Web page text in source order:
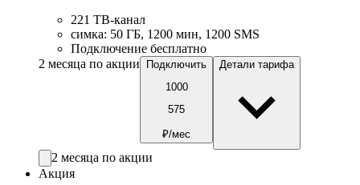
221 ТB-канал
симка: 50 ГБ, 1200 мин, 1200 SMS
Подключение бесплатно
2 месяца по акции
Подключить
1000
575
₽/мес
Детали тарифа
2 месяца по акции
Акция